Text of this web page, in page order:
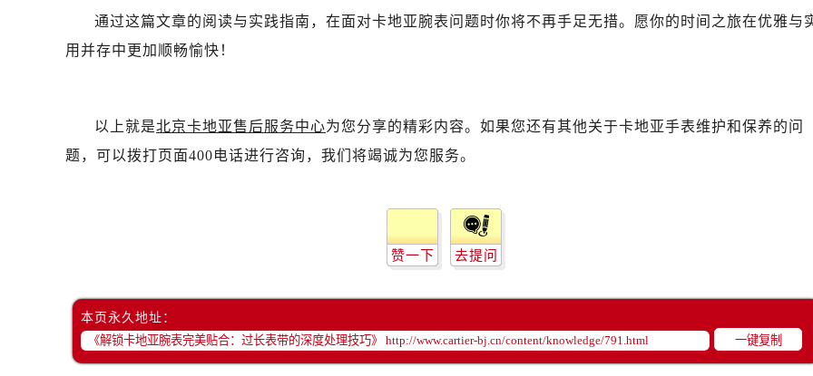
通过这篇文章的阅读与实践指南，在面对卡地亚腕表问题时你将不再手足无措。愿你的时间之旅在优雅与
用并存中更加顺畅愉快！
以上就是北京卡地亚售后服务中心为您分享的精彩内容。如果您还有其他关于卡地亚手表维护和保养的问
题，可以拨打页面400电话进行咨询，我们将竭诚为您服务。
赞一下 去提问
本页永久地址：
一键复制